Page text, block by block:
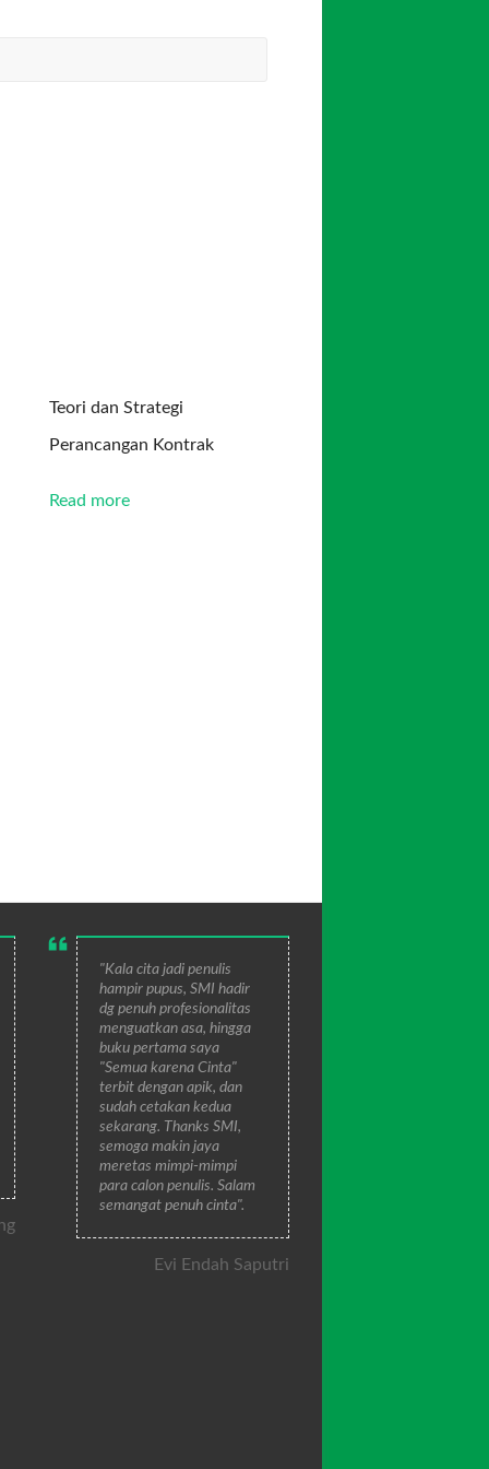
Teori dan Strategi
Perancangan Kontrak
Read more
"Kala cita jadi penulis
hampir pupus, SMI hadir
dg penuh profesionalitas
menguatkan asa, hingga
buku pertama saya
"Semua karena Cinta"
terbit dengan apik, dan
sudah cetakan kedua
sekarang. Thanks SMI,
semoga makin jaya
meretas mimpi-mimpi
para calon penulis. Salam
semangat penuh cinta".
Evi Endah Saputri